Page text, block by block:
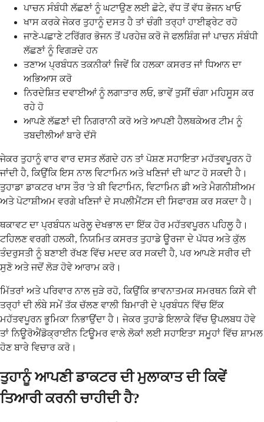
ਪਾਚਨ ਸੰਬੰਧੀ ਲੱਛਣਾਂ ਨੂੰ ਘਟਾਉਣ ਲਈ ਛੋਟੇ, ਵੱਧ ਤੋਂ ਵੱਧ ਭੋਜਨ ਖਾਓ
ਖਾਸ ਕਰਕੇ ਜੇਕਰ ਤੁਹਾਨੂੰ ਦਸਤ ਹੈ ਤਾਂ ਚੰਗੀ ਤਰ੍ਹਾਂ ਹਾਈਡ੍ਰੇਟ ਰਹੋ
ਜਾਣੇ-ਪਛਾਣੇ ਟਰਿੱਗਰ ਭੋਜਨ ਤੋਂ ਪਰਹੇਜ਼ ਕਰੋ ਜੋ ਫਲਸ਼ਿੰਗ ਜਾਂ ਪਾਚਨ ਸੰਬੰਧੀ
ਲੱਛਣਾਂ ਨੂੰ ਵਿਗੜਦੇ ਹਨ
ਤਣਾਅ ਪ੍ਰਬੰਧਨ ਤਕਨੀਕਾਂ ਜਿਵੇਂ ਕਿ ਹਲਕਾ ਕਸਰਤ ਜਾਂ ਧਿਆਨ ਦਾ
ਅਭਿਆਸ ਕਰੋ
ਨਿਰਦੇਸ਼ਿਤ ਦਵਾਈਆਂ ਨੂੰ ਲਗਾਤਾਰ ਲਓ, ਭਾਵੇਂ ਤੁਸੀਂ ਚੰਗਾ ਮਹਿਸੂਸ ਕਰ
ਰਹੇ ਹੋ
ਆਪਣੇ ਲੱਛਣਾਂ ਦੀ ਨਿਗਰਾਨੀ ਕਰੋ ਅਤੇ ਆਪਣੀ ਹੈਲਥਕੇਅਰ ਟੀਮ ਨੂੰ
ਤਬਦੀਲੀਆਂ ਬਾਰੇ ਦੱਸੋ
ਜੇਕਰ ਤੁਹਾਨੂੰ ਵਾਰ ਵਾਰ ਦਸਤ ਲੱਗਦੇ ਹਨ ਤਾਂ ਪੋਸ਼ਣ ਸਹਾਇਤਾ ਮਹੱਤਵਪੂਰਨ ਹੋ
ਜਾਂਦੀ ਹੈ, ਕਿਉਂਕਿ ਇਸ ਨਾਲ ਵਿਟਾਮਿਨ ਅਤੇ ਖਣਿਜਾਂ ਦੀ ਘਾਟ ਹੋ ਸਕਦੀ ਹੈ।
ਤੁਹਾਡਾ ਡਾਕਟਰ ਖਾਸ ਤੌਰ 'ਤੇ ਬੀ ਵਿਟਾਮਿਨ, ਵਿਟਾਮਿਨ ਡੀ ਅਤੇ ਮੈਗਨੀਸ਼ੀਅਮ
ਅਤੇ ਪੋਟਾਸ਼ੀਅਮ ਵਰਗੇ ਖਣਿਜਾਂ ਦੇ ਸਪਲੀਮੈਂਟਸ ਦੀ ਸਿਫਾਰਸ਼ ਕਰ ਸਕਦਾ ਹੈ।
ਥਕਾਵਟ ਦਾ ਪ੍ਰਬੰਧਨ ਘਰੇਲੂ ਦੇਖਭਾਲ ਦਾ ਇੱਕ ਹੋਰ ਮਹੱਤਵਪੂਰਨ ਪਹਿਲੂ ਹੈ।
ਟਹਿਲਣ ਵਰਗੀ ਹਲਕੀ, ਨਿਯਮਿਤ ਕਸਰਤ ਤੁਹਾਡੇ ਊਰਜਾ ਦੇ ਪੱਧਰ ਅਤੇ ਕੁੱਲ
ਤੰਦਰੁਸਤੀ ਨੂੰ ਬਣਾਈ ਰੱਖਣ ਵਿੱਚ ਮਦਦ ਕਰ ਸਕਦੀ ਹੈ, ਪਰ ਆਪਣੇ ਸਰੀਰ ਦੀ
ਸੁਣੋ ਅਤੇ ਜਦੋਂ ਲੋੜ ਹੋਵੇ ਆਰਾਮ ਕਰੋ।
ਮਿੱਤਰਾਂ ਅਤੇ ਪਰਿਵਾਰ ਨਾਲ ਜੁੜੇ ਰਹੋ, ਕਿਉਂਕਿ ਭਾਵਨਾਤਮਕ ਸਮਰਥਨ ਕਿਸੇ ਵੀ
ਤਰ੍ਹਾਂ ਦੀ ਲੰਬੇ ਸਮੇਂ ਤੱਕ ਚੱਲਣ ਵਾਲੀ ਬਿਮਾਰੀ ਦੇ ਪ੍ਰਬੰਧਨ ਵਿੱਚ ਇੱਕ
ਮਹੱਤਵਪੂਰਨ ਭੂਮਿਕਾ ਨਿਭਾਉਂਦਾ ਹੈ। ਜੇਕਰ ਤੁਹਾਡੇ ਇਲਾਕੇ ਵਿੱਚ ਉਪਲਬਧ ਹੋਵੇ
ਤਾਂ ਨਿਊਰੋਐਂਡੋਕ੍ਰਾਈਨ ਟਿਊਮਰ ਵਾਲੇ ਲੋਕਾਂ ਲਈ ਸਹਾਇਤਾ ਸਮੂਹਾਂ ਵਿੱਚ ਸ਼ਾਮਲ
ਹੋਣ ਬਾਰੇ ਵਿਚਾਰ ਕਰੋ।
ਤੁਹਾਨੂੰ ਆਪਣੀ ਡਾਕਟਰ ਦੀ ਮੁਲਾਕਾਤ ਦੀ ਕਿਵੇਂ
ਤਿਆਰੀ ਕਰਨੀ ਚਾਹੀਦੀ ਹੈ?